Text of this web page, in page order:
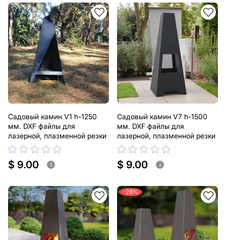
Садовый камин V1 h-1250
мм. DXF файлы для
лазерной, плазменной резки
$ 9.00 i
Садовый камин V7 h-1500
мм. DXF файлы для
лазерной, плазменной резки
$ 9.00 i
-28%